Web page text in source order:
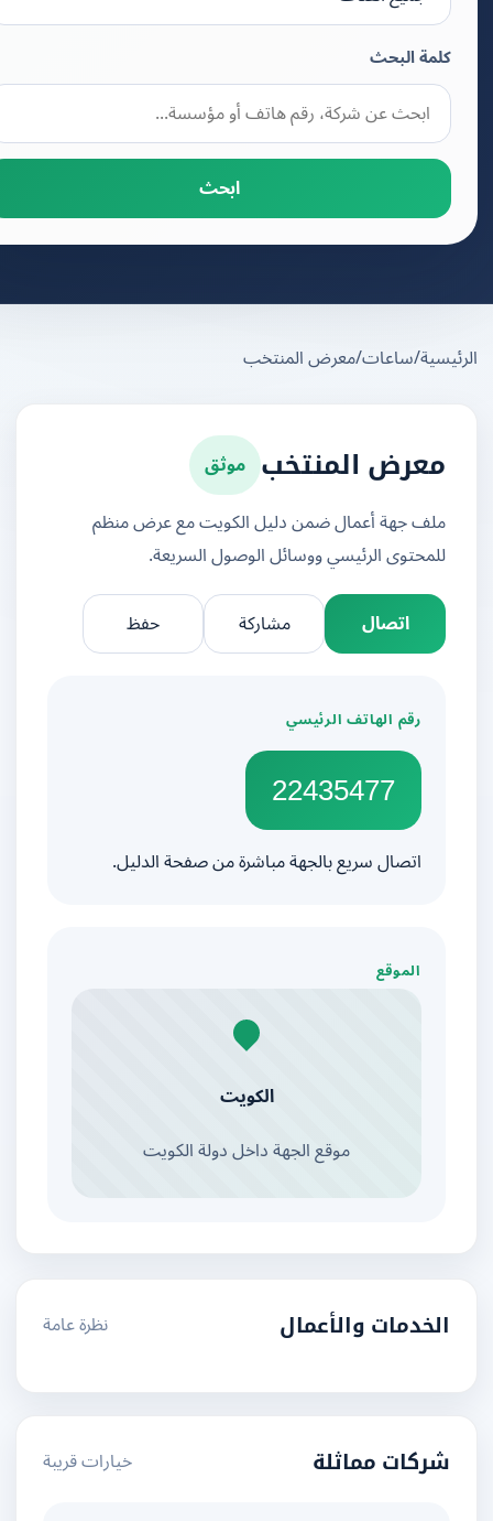
كلمة البحث
ابحث
/ساعات/معرض المنتخب
معرض المنتخب موثق
ملف جهة أعمال ضمن دليل الكويت مع عرض منظم
للمحتوى الرئيسي ووسائل الوصول السريعة.
اتصال
مشاركة
رقم الهاتف الرئيسي
22435477
اتصال سريع بالجهة مباشرة من صفحة الدليل.
الموقع
الكويت
موقع الجهة داخل دولة الكويت
الخدمات والأعمال نظرة عامة
شركات مماثلة خيارات قريبة